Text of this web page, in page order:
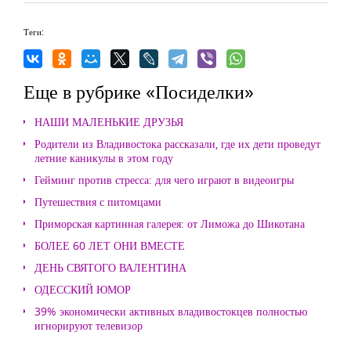
Теги:
Еще в рубрике «Посиделки»
НАШИ МАЛЕНЬКИЕ ДРУЗЬЯ
Родители из Владивостока рассказали, где их дети проведут
летние каникулы в этом году
Гейминг против стресса: для чего играют в видеоигры
Путешествия с питомцами
Приморская картинная галерея: от Лиможа до Шикотана
БОЛЕЕ 60 ЛЕТ ОНИ ВМЕСТЕ
ДЕНЬ СВЯТОГО ВАЛЕНТИНА
ОДЕССКИЙ ЮМОР
39% экономически активных владивостокцев полностью
игнорируют телевизор